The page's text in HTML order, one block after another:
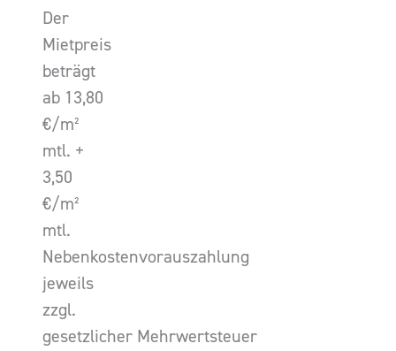
Der
Mietpreis
beträgt
ab 13,80
€/m²
mtl. +
3,50
€/m²
mtl.
Nebenkostenvorauszahlung
jeweils
zzgl.
gesetzlicher Mehrwertsteuer